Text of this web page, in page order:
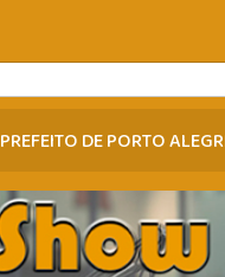
PREFEITO DE PORTO